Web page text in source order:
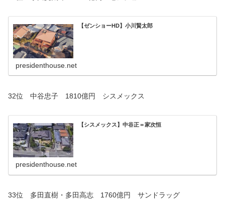
【ゼンショーHD】小川賢太郎
presidenthouse.net
32位 中谷忠子 1810億円 シスメックス
【シスメックス】中谷正＝家次恒
presidenthouse.net
33位 多田直樹・多田高志 1760億円 サンドラッグ